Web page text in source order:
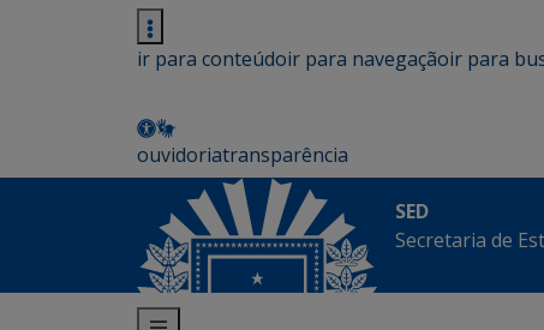
ir para conteúdoir para navegaçãoir para
ouvidoriatransparência
SED
Secretaria de